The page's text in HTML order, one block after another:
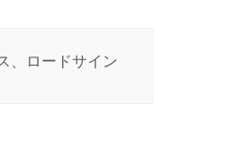
、ロードサイン